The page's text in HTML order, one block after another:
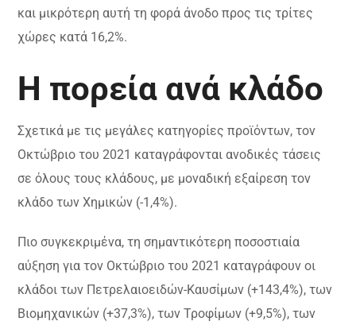
και μικρότερη αυτή τη φορά άνοδο προς τις τρίτες
χώρες κατά 16,2%.
Η πορεία ανά κλάδο
Σχετικά με τις μεγάλες κατηγορίες προϊόντων, τον
Οκτώβριο του 2021 καταγράφονται ανοδικές τάσεις
σε όλους τους κλάδους, με μοναδική εξαίρεση τον
κλάδο των Χημικών (-1,4%).
Πιο συγκεκριμένα, τη σημαντικότερη ποσοστιαία
αύξηση για τον Οκτώβριο του 2021 καταγράφουν οι
κλάδοι των Πετρελαιοειδών-Καυσίμων (+143,4%), των
Βιομηχανικών (+37,3%), των Τροφίμων (+9,5%), των